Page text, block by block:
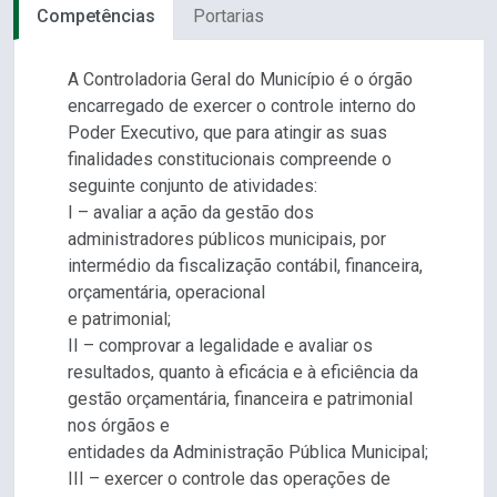
Competências Portarias
A Controladoria Geral do Município é o órgão
encarregado de exercer o controle interno do
Poder Executivo, que para atingir as suas
finalidades constitucionais compreende o
seguinte conjunto de atividades:
I – avaliar a ação da gestão dos
administradores públicos municipais, por
intermédio da fiscalização contábil, financeira,
orçamentária, operacional
e patrimonial;
II – comprovar a legalidade e avaliar os
resultados, quanto à eficácia e à eficiência da
gestão orçamentária, financeira e patrimonial
nos órgãos e
entidades da Administração Pública Municipal;
III – exercer o controle das operações de